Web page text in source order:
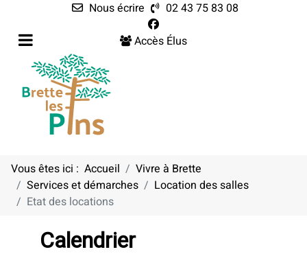
Nous écrire
02 43 75 83 08
Accès Élus
Vous êtes ici : Accueil
Vivre à Brette
Services et démarches
Location des salles
Etat des locations
Calendrier